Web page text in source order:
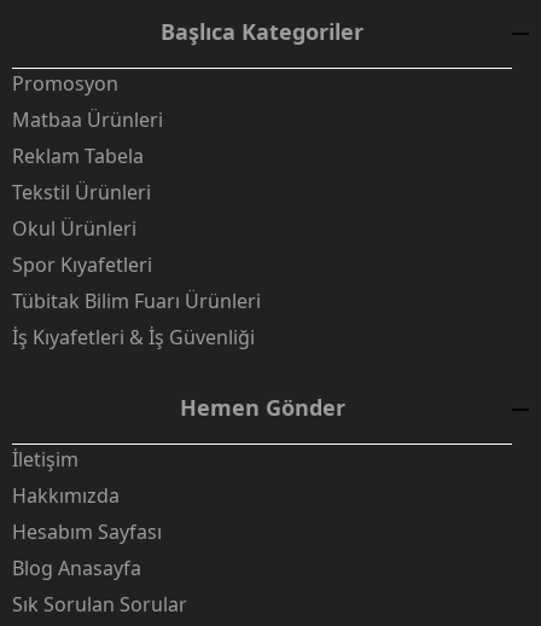
Başlıca Kategoriler
Promosyon
Matbaa Ürünleri
Reklam Tabela
Tekstil Ürünleri
Okul Ürünleri
Spor Kıyafetleri
Tübitak Bilim Fuarı Ürünleri
İş Kıyafetleri & İş Güvenliği
Hemen Gönder
İletişim
Hakkımızda
Hesabım Sayfası
Blog Anasayfa
Sık Sorulan Sorular